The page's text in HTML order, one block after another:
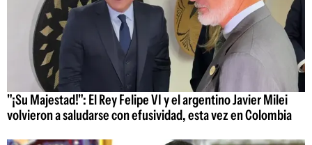
"¡Su Majestad!": El Rey Felipe VI y el argentino Javier Milei
volvieron a saludarse con efusividad, esta vez en Colombia